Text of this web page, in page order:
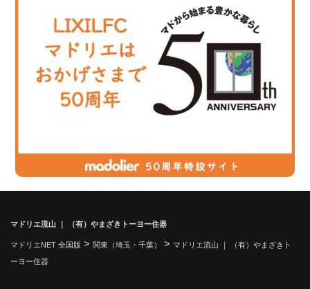
マドリエ流山 ｜ （有）やまざきトーヨー住器
マドリエNET 全国版 > 関東（埼玉・千葉） > マドリエ流山 ｜ （有）やまざきト
ーヨー住器